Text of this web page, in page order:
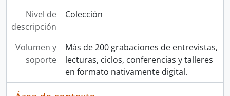
Nivel de
descripción
Colección
Volumen y
soporte
Más de 200 grabaciones de entrevistas,
lecturas, ciclos, conferencias y talleres
en formato nativamente digital.